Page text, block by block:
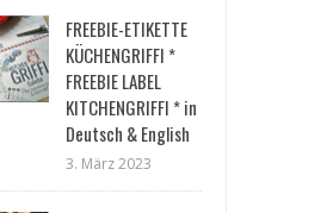
FREEBIE-ETIKETTE
KÜCHENGRIFFI *
FREEBIE LABEL
KITCHENGRIFFI * in
Deutsch & English
3. März 2023